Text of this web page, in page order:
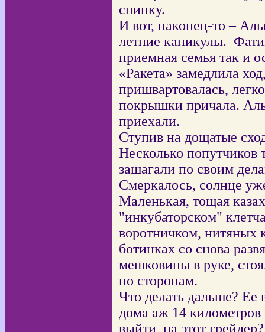
спинку.
И вот, наконец-то –
летние каникулы.
приемная семья так и
«Ракета» замедлила
пришвартовалась,
покрышки причала.
приехали.
Ступив на дощатые
Несколько попутчиков
зашагали по своим
Смеркалось, солнце
Маленькая, тощая
"инкубаторском"
воротничком, нитяных
ботинках со снова
мешковины в руке,
по сторонам.
Что делать дальше? Ее
дома аж 14 километров
выйти, на этот